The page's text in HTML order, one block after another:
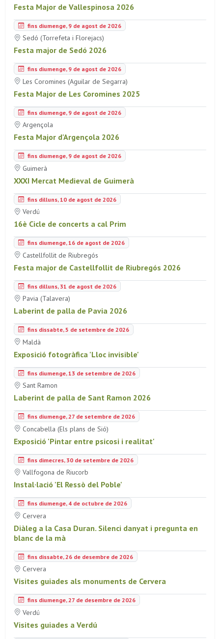
Festa Major de Vallespinosa 2026
fins diumenge, 9 de agost de 2026
Sedó (Torrefeta i Florejacs)
Festa major de Sedó 2026
fins diumenge, 9 de agost de 2026
Les Coromines (Aguilar de Segarra)
Festa Major de Les Coromines 2025
fins diumenge, 9 de agost de 2026
Argençola
Festa Major d'Argençola 2026
fins diumenge, 9 de agost de 2026
Guimerà
XXXI Mercat Medieval de Guimerà
fins dilluns, 10 de agost de 2026
Verdú
16è Cicle de concerts a cal Prim
fins diumenge, 16 de agost de 2026
Castellfollit de Riubregós
Festa major de Castellfollit de Riubregós 2026
fins dilluns, 31 de agost de 2026
Pavia (Talavera)
Laberint de palla de Pavia 2026
fins dissabte, 5 de setembre de 2026
Maldà
Exposició fotogràfica 'Lloc invisible'
fins diumenge, 13 de setembre de 2026
Sant Ramon
Laberint de palla de Sant Ramon 2026
fins diumenge, 27 de setembre de 2026
Concabella (Els plans de Sió)
Exposició 'Pintar entre psicosi i realitat'
fins dimecres, 30 de setembre de 2026
Vallfogona de Riucorb
Instal·lació 'El Ressò del Poble'
fins diumenge, 4 de octubre de 2026
Cervera
Diàleg a la Casa Duran. Silenci danyat i pregunta en
blanc de la mà
fins dissabte, 26 de desembre de 2026
Cervera
Visites guiades als monuments de Cervera
fins diumenge, 27 de desembre de 2026
Verdú
Visites guiades a Verdú